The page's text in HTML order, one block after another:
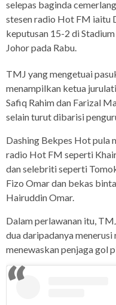
selepas baginda
stesen radio Hot FM iaitu
keputusan 15-2 di
Johor pada Rabu.
TMJ yang mengetuai
menampilkan ketua
Safiq Rahim dan Farizal
selain turut dibarisi
Dashing Bekpes Hot pula
radio Hot FM seperti
dan selebriti seperti
Fizo Omar dan bekas
Hairuddin Omar.
Dalam perlawanan itu,
dua daripadanya
menewaskan penjaga gol